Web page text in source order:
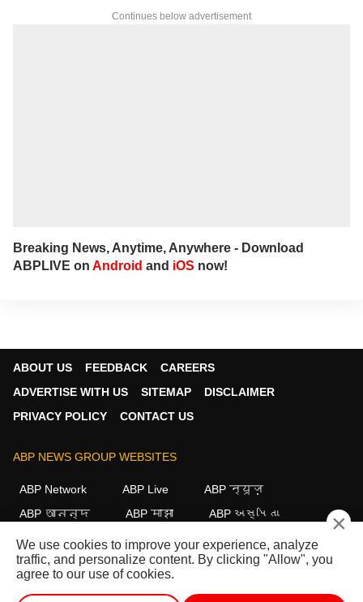
Continues below advertisement
Breaking News, Anytime, Anywhere - Download
ABPLIVE on Android and iOS now!
ABOUT US FEEDBACK
CAREERS
ADVERTISE WITH US
SITEMAP
DISCLAIMER
PRIVACY POLICY
CONTACT US
ABP NEWS GROUP WEBSITES
ABP Network ABP Live
ABP न्यूज़
ABP আনন্দ
ABP माझा
ABP અસ્મિતા
ABP Ganga
ABP ਸਾਂਝਾ ABP நாடு ABP దేశం
FOLLOW US
×
We use cookies to improve your experience, analyze
traffic, and personalize content. By clicking "Allow", you
agree to our use of cookies.